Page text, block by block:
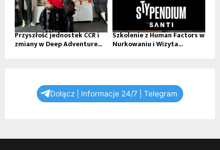
Przyszłość jednostek CCR i
zmiany w Deep Adventure...
Szkolenie z Human Factors w
Nurkowaniu i Wizyta...
Dołącz | Informacje 24/7 | Telegram